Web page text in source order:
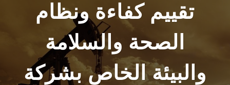
تقييم كفاءة ونظام
الصحة والسلامة
والبيئة الخاص بشركة